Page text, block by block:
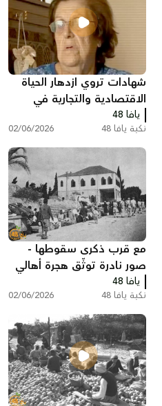
شهادات تروي ازدهار الحياة
الاقتصادية والتجارية في
فلسطين قبل النكبة
يافا 48
نكبة يافا 48 02/06/2026
مع قرب ذكرى سقوطها -
صور نادرة توثّق هجرة أهالي
اللد والرملة
يافا 48
نكبة يافا 48 02/06/2026